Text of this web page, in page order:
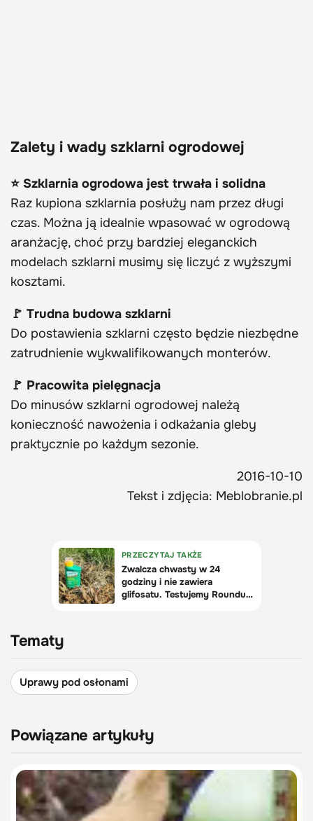
Zalety i wady szklarni ogrodowej
⭐ Szklarnia ogrodowa jest trwała i solidna
Raz kupiona szklarnia posłuży nam przez długi
czas. Można ją idealnie wpasować w ogrodową
aranżację, choć przy bardziej eleganckich
modelach szklarni musimy się liczyć z wyższymi
kosztami.
🚩 Trudna budowa szklarni
Do postawienia szklarni często będzie niezbędne
zatrudnienie wykwalifikowanych monterów.
🚩 Pracowita pielęgnacja
Do minusów szklarni ogrodowej należą
konieczność nawożenia i odkażania gleby
praktycznie po każdym sezonie.
2016-10-10
Tekst i zdjęcia: Meblobranie.pl
Tematy
Uprawy pod osłonami
Powiązane artykuły